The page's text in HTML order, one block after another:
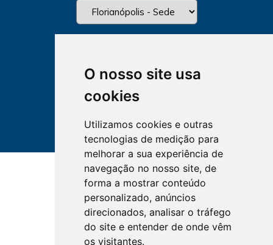
O nosso site usa
cookies
Utilizamos cookies e outras
tecnologias de medição para
melhorar a sua experiência de
navegação no nosso site, de
forma a mostrar conteúdo
personalizado, anúncios
direcionados, analisar o tráfego
do site e entender de onde vêm
os visitantes.